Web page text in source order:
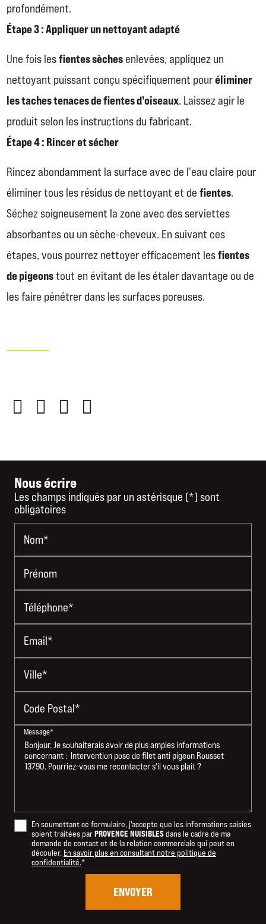
profondément.
Étape 3 : Appliquer un nettoyant adapté
Une fois lesfientes sèches enlevées, appliquez un
nettoyant puissant conçu spécifiquement pouréliminer
les taches tenaces de fientes d'oiseaux. Laissez agir le
produit selon les instructions du fabricant.
Étape 4 : Rincer et sécher
Rincez abondamment la surface avec de l'eau claire pour
éliminer tous les résidus de nettoyant et defientes.
Séchez soigneusement la zone avec des serviettes
absorbantes ou un sèche-cheveux. En suivant ces
étapes, vous pourrez nettoyer efficacement lesfientes
de pigeonstout en évitant de les étaler davantage ou de
les faire pénétrer dans les surfaces poreuses.
Nous écrire
Les champs indiqués par un astérisque (*) sont
obligatoires
Nom*
Prénom
Téléphone*
Email*
Ville*
Code Postal*
Message*
En soumettant ce formulaire, j'accepte que les informations saisies
soient traitées parPROVENCE NUISIBLESdans le cadre de ma
demande de contact et de la relation commerciale qui peut en
découler. En savoir plus en consultant notre politique de
confidentialité.*